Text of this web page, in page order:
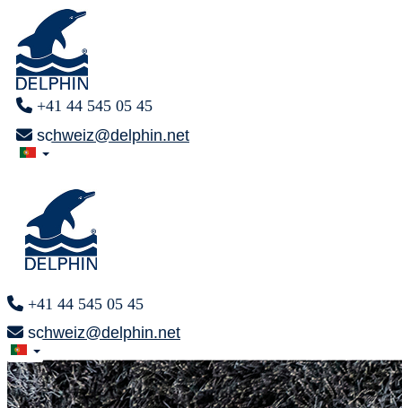
+41 44 545 05 45
schweiz@delphin.net
+41 44 545 05 45
schweiz@delphin.net